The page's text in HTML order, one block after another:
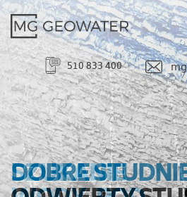
510 833 400
SZUKANIE